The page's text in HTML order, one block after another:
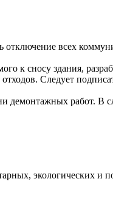
отключение всех
к сносу здания,
Следует
демонтажных работ. В
экологических и